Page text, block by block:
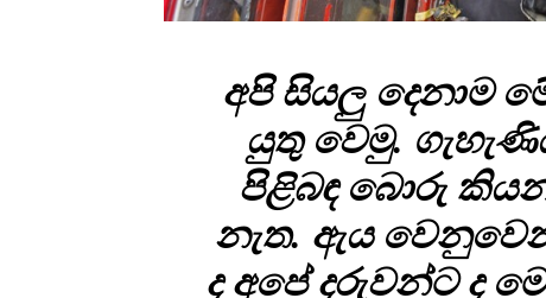
අපි සියලු දෙනාම
යුතු වෙමු.
පිළිබඳ බොරු
නැත. ඇය
ද අපේ දරුවන්ට ද